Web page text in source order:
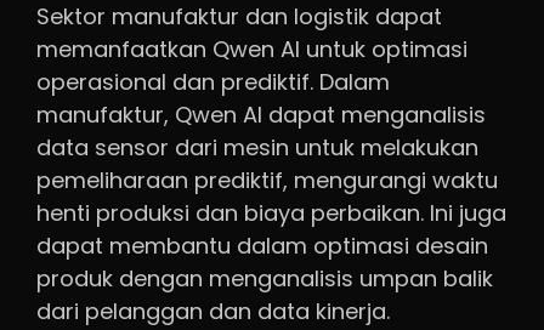
Sektor manufaktur dan logistik dapat
memanfaatkan Qwen AI untuk optimasi
operasional dan prediktif. Dalam
manufaktur, Qwen AI dapat menganalisis
data sensor dari mesin untuk melakukan
pemeliharaan prediktif, mengurangi waktu
henti produksi dan biaya perbaikan. Ini juga
dapat membantu dalam optimasi desain
produk dengan menganalisis umpan balik
dari pelanggan dan data kinerja.